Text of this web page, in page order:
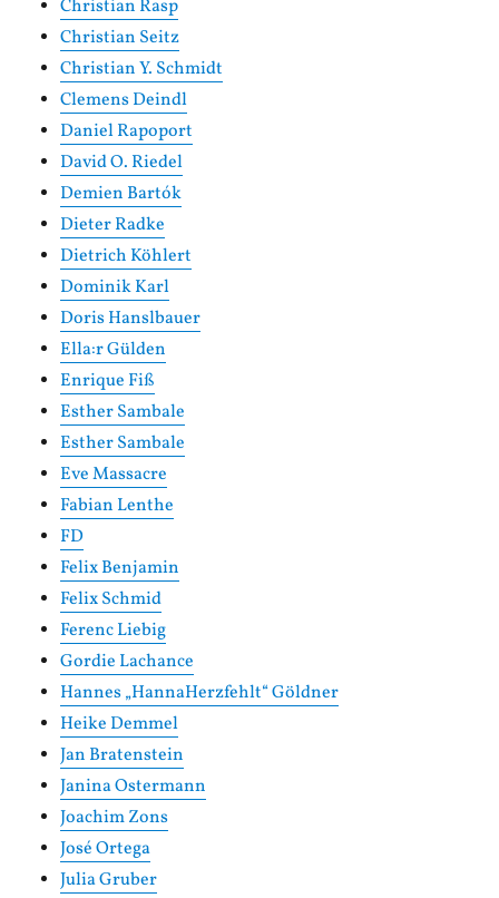
Christian Rasp
Christian Seitz
Christian Y. Schmidt
Clemens Deindl
Daniel Rapoport
David O. Riedel
Demien Bartók
Dieter Radke
Dietrich Köhlert
Dominik Karl
Doris Hanslbauer
Ella:r Gülden
Enrique Fiß
Esther Sambale
Esther Sambale
Eve Massacre
Fabian Lenthe
FD
Felix Benjamin
Felix Schmid
Ferenc Liebig
Gordie Lachance
Hannes „HannaHerzfehlt“ Göldner
Heike Demmel
Jan Bratenstein
Janina Ostermann
Joachim Zons
José Ortega
Julia Gruber